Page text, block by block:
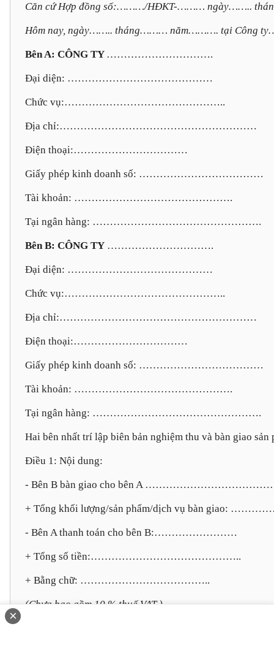
Căn cứ Hợp đồng số:………/HĐKT-……… ngày……..
Hôm nay, ngày…….. tháng……… năm………. tại Công
Bên A: CÔNG TY ………………………….
Đại diện: ……………………………………
Chức vụ:………………………………………..
Địa chỉ:…………………………………………………
Điện thoại:……………………………
Giấy phép kinh doanh số: ………………………………
Tài khoản: ……………………………………….
Tại ngân hàng: ………………………………………….
Bên B: CÔNG TY ………………………….
Đại diện: ……………………………………
Chức vụ:………………………………………..
Địa chỉ:…………………………………………………
Điện thoại:……………………………
Giấy phép kinh doanh số: ………………………………
Tài khoản: ……………………………………….
Tại ngân hàng: ………………………………………….
Hai bên nhất trí lập biên bản nghiệm thu và bàn giao
Điều 1: Nội dung:
- Bên B bàn giao cho bên A
+ Tổng khối lượng/sản phẩm/dịch vụ bàn giao:
- Bên A thanh toán cho bên B:……………………
+ Tổng số tiền:……………………………………..
+ Bằng chữ: ………………………………..
(Chưa bao gồm 10 % thuế VAT )
×